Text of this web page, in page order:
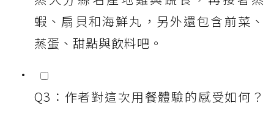
蝦、扇貝和海鮮丸，另外還包含前菜、
蒸蛋、甜點與飲料吧。
Q3：作者對這次用餐體驗的感受如何？